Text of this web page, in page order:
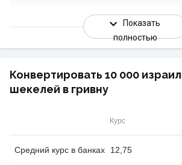
Показать
полностью
Конвертировать 10 000
шекелей в гривну
Курс
Средний курс в банках 12,75